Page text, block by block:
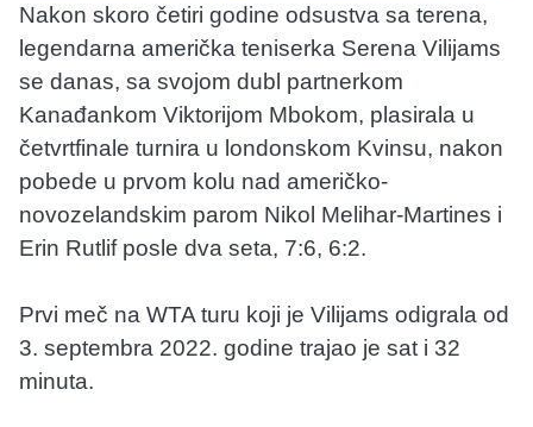
Nakon skoro četiri godine odsustva sa terena,
legendarna američka teniserka Serena Vilijams
se danas, sa svojom dubl partnerkom
Kanađankom Viktorijom Mbokom, plasirala u
četvrtfinale turnira u londonskom Kvinsu, nakon
pobede u prvom kolu nad američko-
novozelandskim parom Nikol Melihar-Martines i
Erin Rutlif posle dva seta, 7:6, 6:2.
Prvi meč na WTA turu koji je Vilijams odigrala od
3. septembra 2022. godine trajao je sat i 32
minuta.